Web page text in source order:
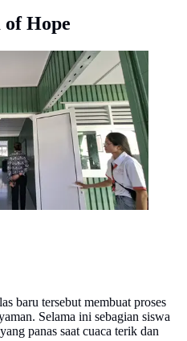
Hope
melalui program
nirlaba asal Australia
fasilitas pendidikan
baru tersebut membuat proses
Selama ini sebagian siswa
panas saat cuaca terik dan